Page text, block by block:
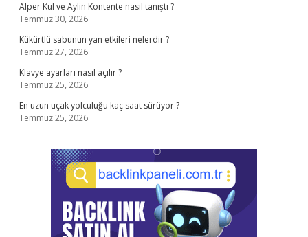
Alper Kul ve Aylin Kontente nasıl tanıştı ?
Temmuz 30, 2026
Kükürtlü sabunun yan etkileri nelerdir ?
Temmuz 27, 2026
Klavye ayarları nasıl açılır ?
Temmuz 25, 2026
En uzun uçak yolculuğu kaç saat sürüyor ?
Temmuz 25, 2026